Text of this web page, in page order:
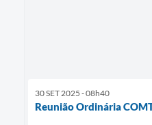
30 SET 2025 - 08h40
Reunião Ordinária